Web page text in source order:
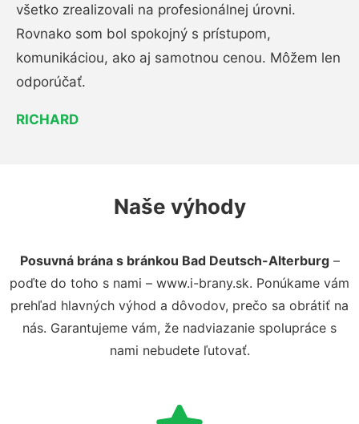
všetko zrealizovali na profesionálnej úrovni.
Rovnako som bol spokojný s prístupom,
komunikáciou, ako aj samotnou cenou. Môžem len
odporúčať.
RICHARD
Naše výhody
Posuvná brána s bránkou Bad Deutsch-Alterburg–
poďte do toho s nami – www.i-brany.sk. Ponúkame vám
prehľad hlavných výhod a dôvodov, prečo sa obrátiť na
nás. Garantujeme vám, že nadviazanie spolupráce s
nami nebudete ľutovať.